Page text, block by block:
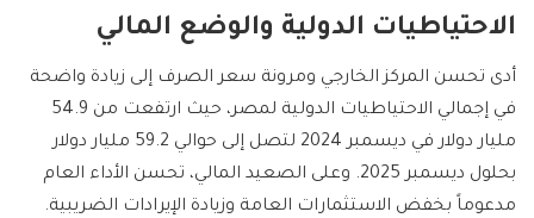
الاحتياطيات الدولية والوضع المالي
أدى تحسن المركز الخارجي ومرونة سعر الصرف إلى زيادة واضحة
في إجمالي الاحتياطيات الدولية لمصر، حيث ارتفعت من 54.9
مليار دولار في ديسمبر 2024 لتصل إلى حوالي 59.2 مليار دولار
بحلول ديسمبر 2025. وعلى الصعيد المالي، تحسن الأداء العام
مدعوماً بخفض الاستثمارات العامة وزيادة الإيرادات الضريبية.